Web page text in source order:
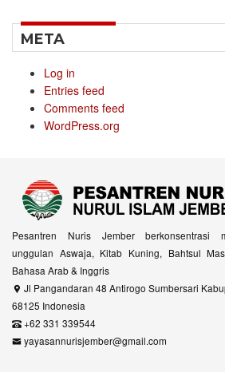
META
Log in
Entries feed
Comments feed
WordPress.org
Pesantren Nuris Jember berkonsentrasi
unggulan Aswaja, Kitab Kuning, Bahtsul
Bahasa Arab & Inggris
Jl Pangandaran 48 Antirogo Sumbersari
68125 Indonesia
+62 331 339544
yayasannurisjember@gmail.com